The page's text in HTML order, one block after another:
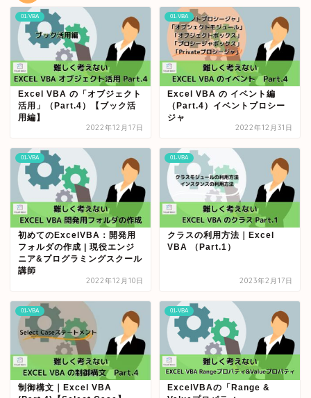
01-VBA
Excel VBA の「オブジェクト
活用」（Part.4）【ブック活
用編】
2022年12月17日
01-VBA
Excel VBA の イベント編
（Part.4）イベントプロシー
ジャ
2022年12月31日
01-VBA
初めてのExcelVBA：開発用
フォルダの作成 | 現役エンジ
ニア&プログラミングスクール
講師
2022年12月10日
01-VBA
クラスの利用方法｜Excel
VBA （Part.1）
2023年2月17日
01-VBA
制御構文｜Excel VBA
01-VBA
ExcelVBAの「Range &